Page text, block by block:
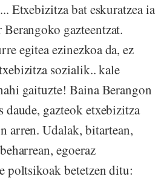
Etxebizitza bat eskuratzea ia
gazteentzat.
egitea ezinezkoa da, ez
sozialik.. kale
gaituzte! Baina Berangon
daude, gazteok etxebizitza
arren. Udalak, bitartean,
egoeraz
poltsikoak betetzen ditu: